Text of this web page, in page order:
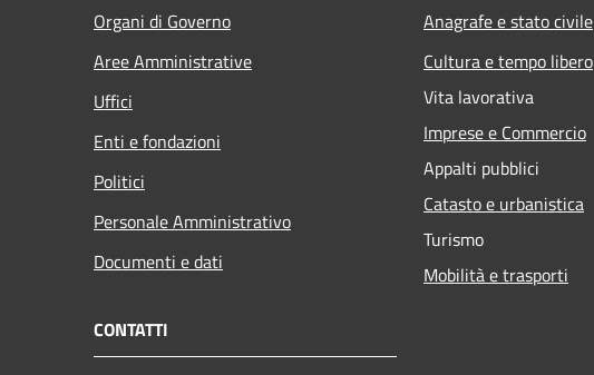
Organi di Governo
Aree Amministrative
Uffici
Enti e fondazioni
Politici
Personale Amministrativo
Documenti e dati
Anagrafe e stato civile
Cultura e tempo libero
Vita lavorativa
Imprese e Commercio
Appalti pubblici
Catasto e urbanistica
Turismo
Mobilità e trasporti
CONTATTI